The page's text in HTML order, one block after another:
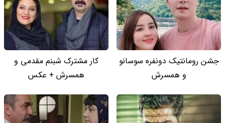
جشن رومانتیک دونفره سوسانو
و همسرش
کار مشترک شبنم مقدمی و
همسرش + عکس